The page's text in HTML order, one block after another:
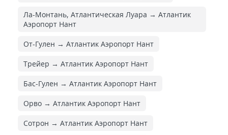
Ла-Монтань, Атлантическая Луара → Атлантик
Аэропорт Нант
От-Гулен → Атлантик Аэропорт Нант
Трейер → Атлантик Аэропорт Нант
Бас-Гулен → Атлантик Аэропорт Нант
Орво → Атлантик Аэропорт Нант
Сотрон → Атлантик Аэропорт Нант